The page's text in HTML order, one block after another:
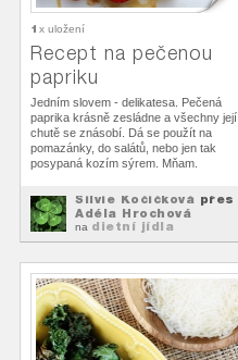
1 x uložení
Recept na pečenou
papriku
Jedním slovem - delikatesa. Pečená
paprika krásně zesládne a všechny její
chutě se znásobí. Dá se použít na
pomazánky, do salátů, nebo jen tak
posypaná kozím sýrem. Mňam.
Silvie Kočičková přes
Adéla Hrochová
na dietní jídla